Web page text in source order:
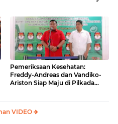
Pemeriksaan Kesehatan:
Freddy-Andreas dan Vandiko-
Ariston Siap Maju di Pilkada
VIDEO